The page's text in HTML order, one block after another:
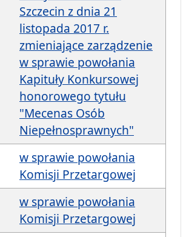
Szczecin z dnia 21
listopada 2017 r.
zmieniające zarządzenie
w sprawie powołania
Kapituły Konkursowej
honorowego tytułu
"Mecenas Osób
Niepełnosprawnych"
w sprawie powołania
Komisji Przetargowej
w sprawie powołania
Komisji Przetargowej